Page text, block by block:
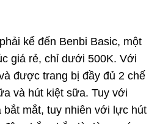
kể đến Benbi Basic, một
giá rẻ, chỉ dưới 500K. Với
được trang bị đầy đủ 2 chế
và hút kiệt sữa. Tuy với
bắt mắt, tuy nhiên với lực hút